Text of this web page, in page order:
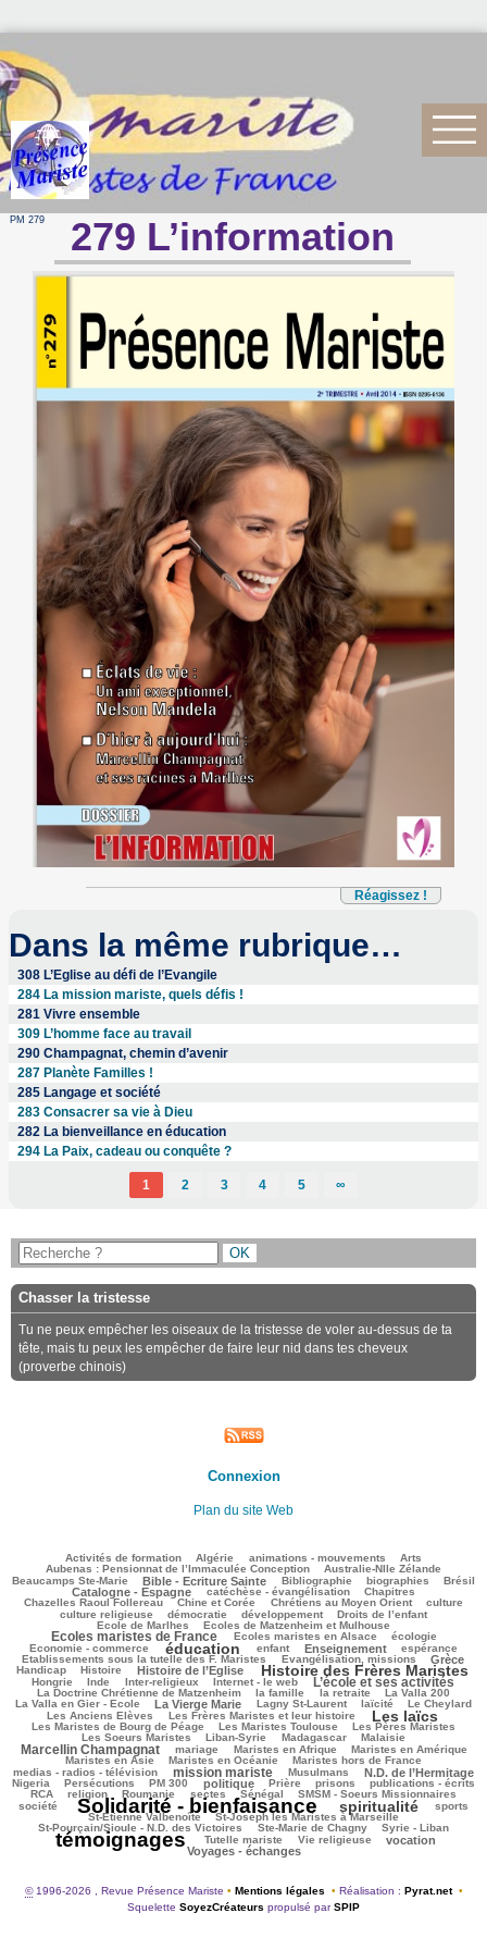
PM 279 279 L’information
Réagissez !
Dans la même rubrique…
308 L’Eglise au défi de l’Evangile
284 La mission mariste, quels défis !
281 Vivre ensemble
309 L’homme face au travail
290 Champagnat, chemin d’avenir
287 Planète Familles !
285 Langage et société
283 Consacrer sa vie à Dieu
282 La bienveillance en éducation
294 La Paix, cadeau ou conquête ?
1 2 3 4 5 ∞
Chasser la tristesse
Tu ne peux empêcher les oiseaux de la tristesse de voler au-dessus de ta
tête, mais tu peux les empêcher de faire leur nid dans tes cheveux
(proverbe chinois)
Connexion
Plan du site Web
Activités de formation Algérie animations - mouvements Arts
Aubenas : Pensionnat de l’Immaculée Conception
48/2794 Australie-Nlle Zélande
86/2794
Beaucamps Ste-Marie
681/2794 Bible - Ecriture Sainte
41/2794 Bibliographie
582/2794 biographies
120/2794 Brésil
810/2794
Catalogne - Espagne catéchèse - évangélisation Chapitres
Chazelles Raoul Follereau
109/2794 Chine et Corée
290/2794 Chrétiens au Moyen Orient
370/2794 culture
42/2794
culture religieuse
démocratie développement Droits de l’enfant
Ecole de Marlhes
Ecoles de Matzenheim et Mulhouse
Ecoles maristes de France
257/2794 Ecoles maristes en Alsace
474/2794 écologie
107/2794
Economie - commerce
1550/2794 éducation
117/2794 enfant
772/2794 Enseignement
221/2794 espérance
65/2794
Etablissements sous la tutelle des F. Maristes
195/2794 Evangélisation, missions
795/2794 Grèce
63/2794
Handicap
245/2794 Histoire
838/2794 Histoire de l’Eglise
1759/2794 Histoire des Frères Maristes
157/2794
Hongrie
24/2794 Inde
149/2794 Inter-religieux
155/2794 Internet - le web
1092/2794 L’école et ses activités
55/2794
La Doctrine Chrétienne de Matzenheim
315/2794 la famille
80/2794 la retraite
49/2794 La Valla 200
93/2794
La Valla en Gier - Ecole
716/2794 La Vierge Marie
423/2794 Lagny St-Laurent
351/2794 laïcité
260/2794 Le Cheylard
68/2794
Les Anciens Elèves
153/2794 Les Frères Maristes et leur histoire
1528/2794 Les laïcs
492/2794
Les Maristes de Bourg de Péage
211/2794 Les Maristes Toulouse
551/2794 Les Pères Maristes
434/2794
Les Soeurs Maristes
Liban-Syrie Madagascar Malaisie
Marcellin Champagnat
36/2794 mariage
489/2794 Maristes en Afrique
412/2794 Maristes en Amérique
307/2794
Maristes en Asie
Maristes en Océanie Maristes hors de France
medias - radios - télévision
1102/2794 mission mariste
72/2794 Musulmans
830/2794 N.D. de l’Hermitage
54/2794
Nigeria
164/2794 Persécutions
156/2794 PM 300
702/2794 politique
237/2794 Prière
136/2794 prisons
271/2794 publications - écrits
137/2794
RCA
238/2794 religion
44/2794 Roumanie
52/2794 sectes
58/2794 Sénégal
381/2794 SMSM - Soeurs Missionnaires
271/2794
société
2794/2794 Solidarité - bienfaisance
1538/2794 spiritualité
343/2794 sports
206/2794
St-Etienne Valbenoîte
St-Joseph les Maristes à Marseille
St-Pourçain/Sioule - N.D. des Victoires
63/2794 Ste-Marie de Chagny
43/2794 Syrie - Liban
2778/2794
témoignages Tutelle mariste Vie religieuse vocation
Voyages - échanges
©1996-2026 , Revue Présence Mariste • Mentions légales • Réalisation : Pyrat.net •
Squelette SoyezCréateurs propulsé parSPIP